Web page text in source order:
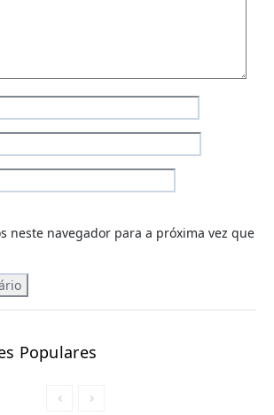
neste navegador para a próxima vez que
Populares